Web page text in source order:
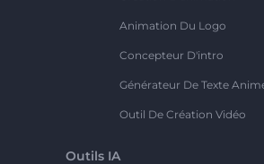
Animation Du Logo
Concepteur D'intro
Générateur De Texte
Outil De Création Vidéo
Outils IA